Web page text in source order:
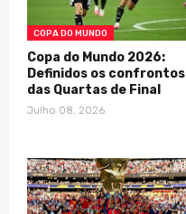
COPA DO MUNDO
Copa do Mundo 2026:
Definidos os confrontos
das Quartas de Final
Julho 08, 2026